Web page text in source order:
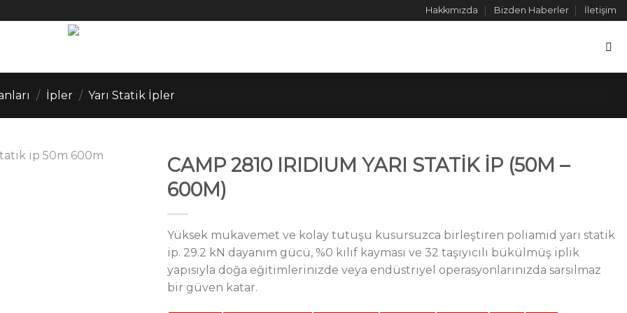
Hakkımızda Bizden Haberler İletişim
/ İpler / Yarı Statik İpler
CAMP 2810 IRIDIUM YARI STATİK İP (50M –
600M)
Yüksek mukavemet ve kolay tutuşu kusursuzca birleştiren poliamid yarı statik
ip. 29.2 kN dayanım gücü, %0 kılıf kayması ve 32 taşıyıcılı bükülmüş iplik
yapısıyla doğa eğitimlerinizde veya endüstriyel operasyonlarınızda sarsılmaz
bir güven katar.